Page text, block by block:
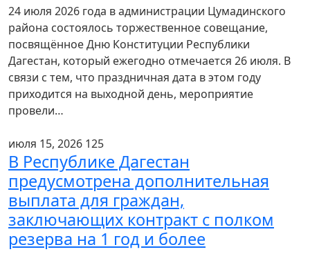
24 июля 2026 года в администрации Цумадинского
района состоялось торжественное совещание,
посвящённое Дню Конституции Республики
Дагестан, который ежегодно отмечается 26 июля. В
связи с тем, что праздничная дата в этом году
приходится на выходной день, мероприятие
провели…
июля 15, 2026 125
В Республике Дагестан
предусмотрена дополнительная
выплата для граждан,
заключающих контракт с полком
резерва на 1 год и более